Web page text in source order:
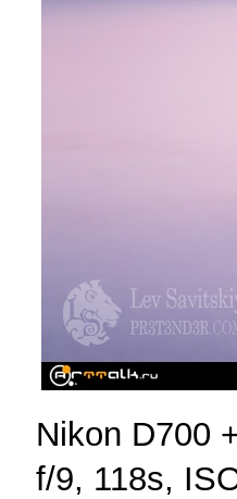
Nikon D700
f/9, 118s,